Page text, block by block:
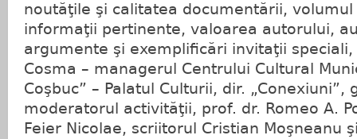
noutăţile şi calitatea documentării,
informaţii pertinente, valoarea autorului,
argumente şi exemplificări invitaţii
Cosma – managerul Centrului Cultural
Coşbuc” – Palatul Culturii, dir. „Conexiuni”,
moderatorul activităţii, prof. dr. Romeo A.
Feier Nicolae, scriitorul Cristian Moşneanu